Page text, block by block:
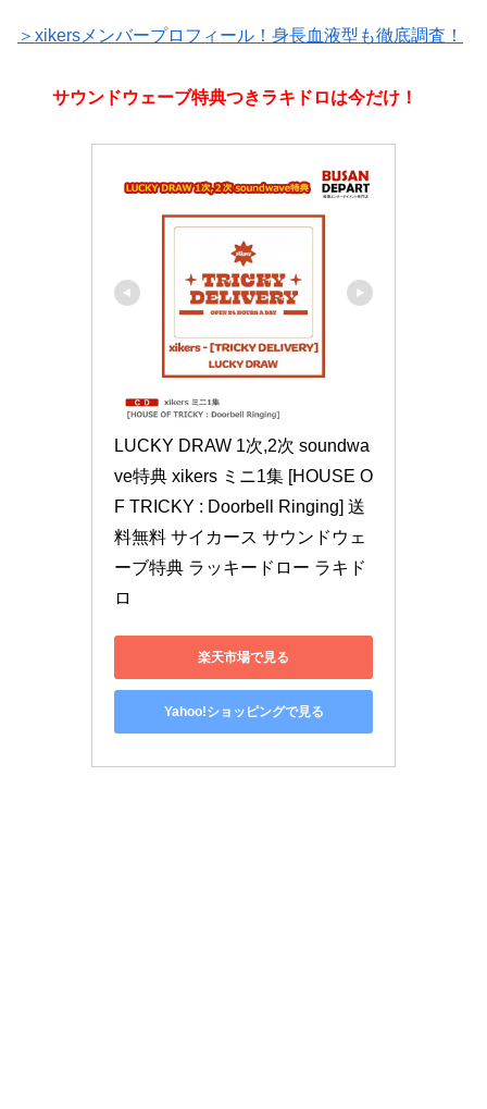
＞xikersメンバープロフィール！身長血液型も徹底調査！
サウンドウェーブ特典つきラキドロは今だけ！
LUCKY DRAW 1次,2次 soundwa
ve特典 xikers ミニ1集 [HOUSE O
F TRICKY : Doorbell Ringing] 送
料無料 サイカース サウンドウェ
ーブ特典 ラッキードロー ラキド
ロ
楽天市場で見る
Yahoo!ショッピングで見る